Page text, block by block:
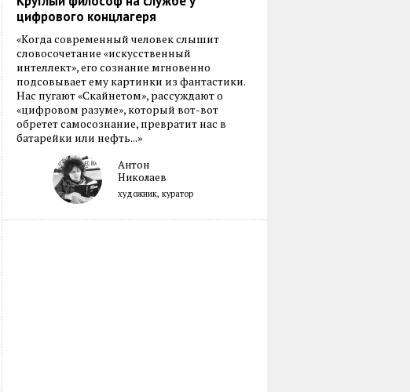
цифрового концлагеря
«Когда современный человек слышит
словосочетание «искусственный
интеллект», его сознание мгновенно
подсовывает ему картинки из фантастики.
Нас пугают «Скайнетом», рассуждают о
«цифровом разуме», который вот-вот
обретет самосознание, превратит нас в
батарейки или нефть...»
Антон
Николаев
художник, куратор